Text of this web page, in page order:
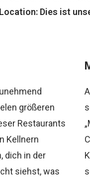
Dies ist
größeren
Restaurants
Kellnern
dich in der
siehst, was